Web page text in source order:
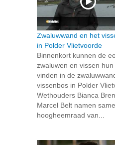
Zwaluwwand en het
in Polder Vlietvoorde
Binnenkort kunnen de
zwaluwen en vissen hun
vinden in de
vissenbos in Polder
Wethouders Bianca
Marcel Belt namen
hoogheemraad van...